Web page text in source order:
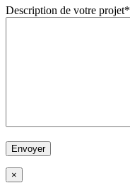
Description de votre projet*
×